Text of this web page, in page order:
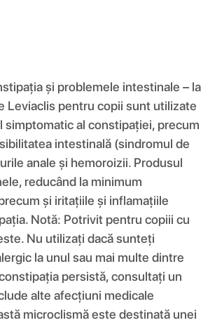
și problemele intestinale – la
Leviaclis pentru copii sunt utilizate
simptomatic al constipației, precum
intestinală (sindromul de
anale și hemoroizii. Produsul
reducând la minimum
și iritațiile și inflamațiile
Notă: Potrivit pentru copiii cu
Nu utilizați dacă sunteți
la unul sau mai multe dintre
persistă, consultați un
alte afecțiuni medicale
microclismă este destinată unei